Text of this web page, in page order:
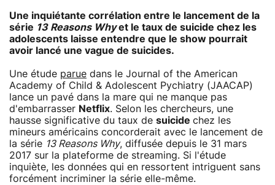
Une inquiétante corrélation entre le lancement de la
série 13 Reasons Whyet le taux de suicide chez les
adolescents laisse entendre que le show pourrait
avoir lancé une vague de suicides.
Une étude parue dans le Journal of the American
Academy of Child & Adolescent Pychiatry (JAACAP)
lance un pavé dans la mare qui ne manque pas
d'embarrasser Netflix. Selon les chercheurs, une
hausse significative du taux de suicide chez les
mineurs américains concorderait avec le lancement de
la série 13 Reasons Why, diffusée depuis le 31 mars
2017 sur la plateforme de streaming. Si l'étude
inquiète, les données qui en ressortent intriguent sans
forcément incriminer la série elle-même.